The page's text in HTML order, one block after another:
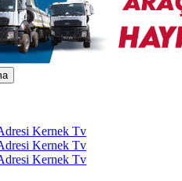
Kernek Tv
Kernek Tv
Kernek Tv